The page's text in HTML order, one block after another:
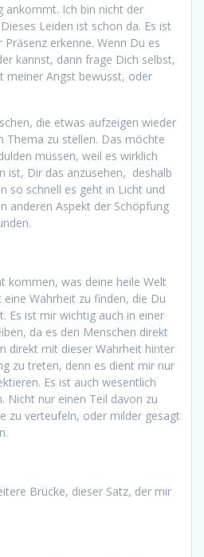
ankommt. Ich bin nicht der
Leiden ist schon da. Es ist
erkenne. Wenn Du es
kannst, dann frage Dich selbst,
meiner Angst bewusst, oder
die etwas aufzeigen wieder
Thema zu stellen. Das möchte
müssen, weil es wirklich
ist, Dir das anzusehen, deshalb
so schnell es geht in Licht und
anderen Aspekt der Schöpfung
kommen, was deine heile Welt
Wahrheit zu finden, die Du
Es ist mir wichtig auch in einer
da es den Menschen direkt
direkt mit dieser Wahrheit hinter
zu treten, denn es dient mir nur
Es ist auch wesentlich
Nicht nur einen Teil davon zu
zu verteufeln, oder milder gesagt
Brücke, dieser Satz, der mir